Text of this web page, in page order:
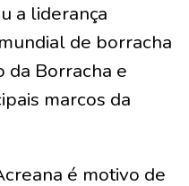
a liderança
de borracha
da Borracha e
marcos da
é motivo de